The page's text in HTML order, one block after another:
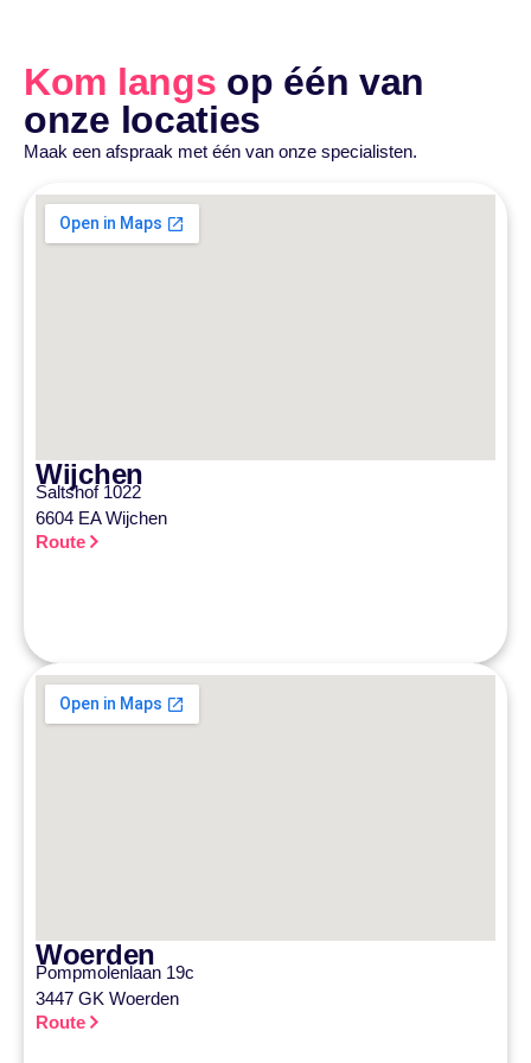
Kom langs op één van
onze locaties
Maak een afspraak met één van onze specialisten.
Wijchen
Saltshof 1022
6604 EA Wijchen
Route
Woerden
Pompmolenlaan 19c
3447 GK Woerden
Route